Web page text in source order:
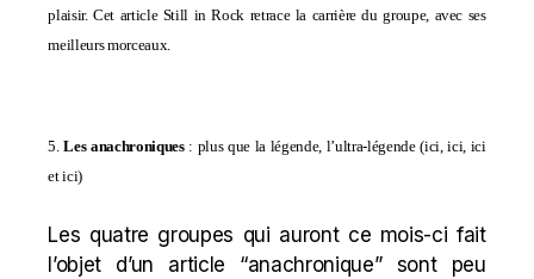
plaisir. Cet article Still in Rock retrace la carrière du groupe, avec ses
meilleurs morceaux.
5.Les anachroniques : plus que la légende, l’ultra-légende(ici,ici, ici
etici)
Les quatre groupes qui auront ce mois-ci fait
l’objet d’un article “anachronique” sont peu